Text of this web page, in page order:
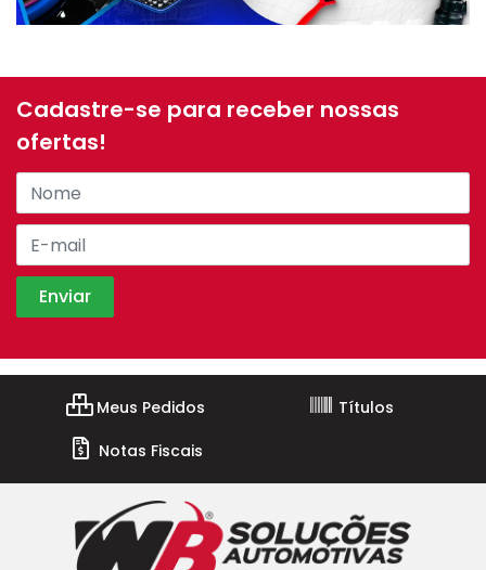
Cadastre-se para receber nossas
ofertas!
Meus Pedidos
Títulos
Notas Fiscais